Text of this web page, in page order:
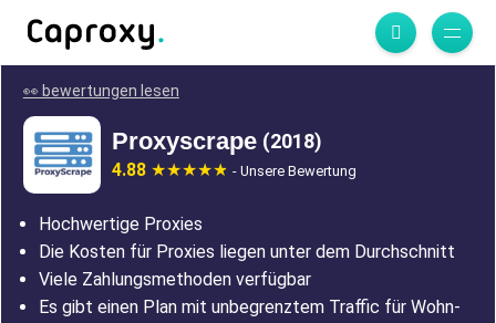
👀 bewertungen lesen
Proxyscrape (2018)
4.88 - Unsere Bewertung
Hochwertige Proxies
Die Kosten für Proxies liegen unter dem Durchschnitt
Viele Zahlungsmethoden verfügbar
Es gibt einen Plan mit unbegrenztem Traffic für Wohn-